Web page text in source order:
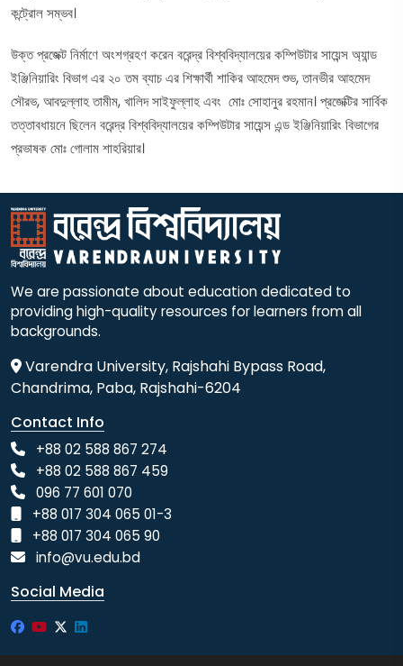
কন্ট্রোল সম্ভব।
উক্ত প্রজেক্ট নির্মাণে অংশগ্রহণ করেন বরেন্দ্র বিশ্ববিদ্যালয়ের কম্পিউটার সায়েন্স অ্যান্ড
ইঞ্জিনিয়ারিং বিভাগ এর ২০ তম ব্যাচ এর শিক্ষার্থী শাকির আহমেদ শুভ, তানভীর আহমেদ
সৌরভ, আবদুল্লাহ তামীম, খালিদ সাইফুল্লাহ এবং মোঃ সোহানুর রহমান। প্রজেক্টির সার্বিক
তত্তাবধায়নে ছিলেন বরেন্দ্র বিশ্ববিদ্যালয়ের কম্পিউটার সায়েন্স এন্ড ইঞ্জিনিয়ারিং বিভাগের
প্রভাষক মোঃ গোলাম শাহরিয়ার।
We are passionate about education dedicated to
providing high-quality resources for learners from all
backgrounds.
Varendra University, Rajshahi Bypass Road,
Chandrima, Paba, Rajshahi-6204
Contact Info
+88 02 588 867 274
+88 02 588 867 459
096 77 601 070
+88 017 304 065 01-3
+88 017 304 065 90
info@vu.edu.bd
Social Media